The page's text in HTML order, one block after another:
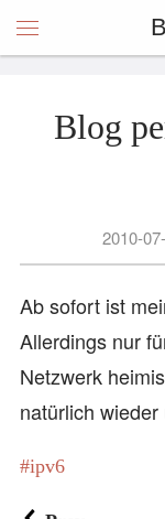
Blog
2010-
Ab sofort ist
Allerdings nur
Netzwerk
natürlich
ipv6